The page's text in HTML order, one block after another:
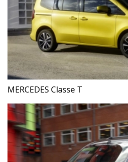
MERCEDES Classe T